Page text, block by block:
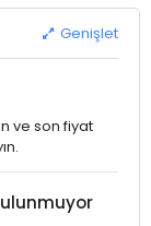
Genişlet
ve son fiyat